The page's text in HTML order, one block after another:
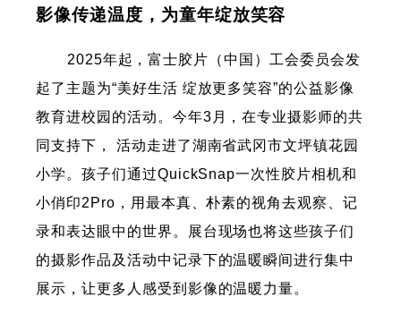
影像传递温度，为童年绽放笑容
2025年起，富士胶片（中国）工会委员会发
起了主题为“美好生活 绽放更多笑容”的公益影像
教育进校园的活动。今年3月，在专业摄影师的共
同支持下， 活动走进了湖南省武冈市文坪镇花园
小学。孩子们通过QuickSnap一次性胶片相机和
小俏印2Pro，用最本真、朴素的视角去观察、记
录和表达眼中的世界。展台现场也将这些孩子们
的摄影作品及活动中记录下的温暖瞬间进行集中
展示，让更多人感受到影像的温暖力量。